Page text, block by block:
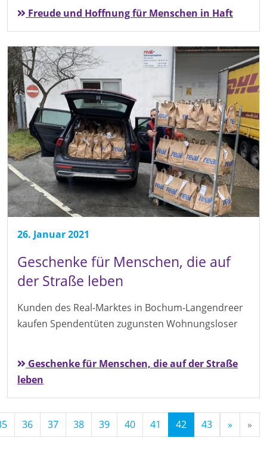
Freude und Hoffnung für Menschen in Haft
26. Januar 2021
Geschenke für Menschen, die auf
der Straße leben
Kunden des Real-Marktes in Bochum-Langendreer
kaufen Spendentüten zugunsten Wohnungsloser
Geschenke für Menschen, die auf der Straße
leben
36 37 38 39 40 41 42 (Standort)
43 » »